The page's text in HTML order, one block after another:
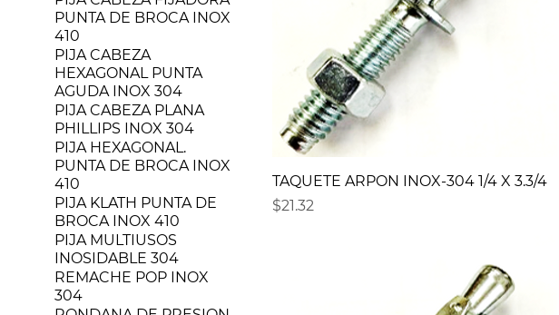
PUNTA DE BROCA INOX
410
PIJA CABEZA
HEXAGONAL PUNTA
AGUDA INOX 304
PIJA CABEZA PLANA
PHILLIPS INOX 304
PIJA HEXAGONAL.
PUNTA DE BROCA INOX
410
PIJA KLATH PUNTA DE
BROCA INOX 410
PIJA MULTIUSOS
INOSIDABLE 304
REMACHE POP INOX
304
TAQUETE ARPON INOX-304 1/4 X 3.3/4
Precio
$21.32